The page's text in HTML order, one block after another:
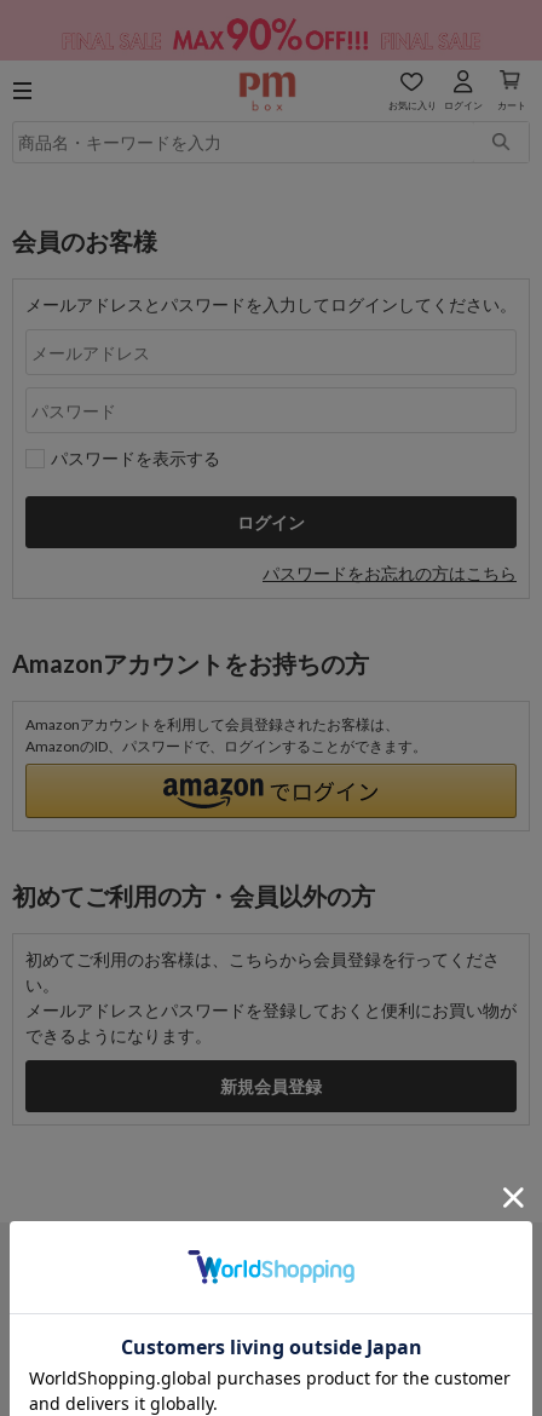
お気に入り ログイン カート
会員のお客様
メールアドレスとパスワードを入力してログインしてください。
パスワードを表示する
パスワードをお忘れの方はこちら
Amazonアカウントをお持ちの方
Amazonアカウントを利用して会員登録されたお客様は、
AmazonのID、パスワードで、ログインすることができます。
初めてご利用の方・会員以外の方
初めてご利用のお客様は、こちらから会員登録を行ってくださ
い。
メールアドレスとパスワードを登録しておくと便利にお買い物が
できるようになります。